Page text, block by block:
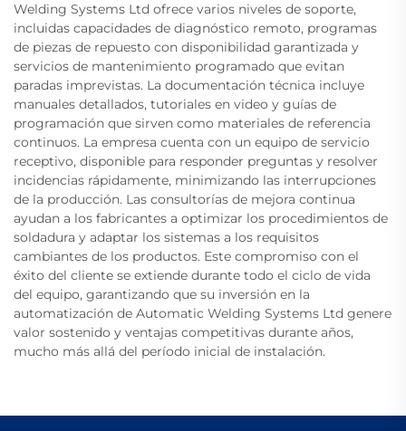
Welding Systems Ltd ofrece varios niveles de soporte,
incluidas capacidades de diagnóstico remoto, programas
de piezas de repuesto con disponibilidad garantizada y
servicios de mantenimiento programado que evitan
paradas imprevistas. La documentación técnica incluye
manuales detallados, tutoriales en video y guías de
programación que sirven como materiales de referencia
continuos. La empresa cuenta con un equipo de servicio
receptivo, disponible para responder preguntas y resolver
incidencias rápidamente, minimizando las interrupciones
de la producción. Las consultorías de mejora continua
ayudan a los fabricantes a optimizar los procedimientos de
soldadura y adaptar los sistemas a los requisitos
cambiantes de los productos. Este compromiso con el
éxito del cliente se extiende durante todo el ciclo de vida
del equipo, garantizando que su inversión en la
automatización de Automatic Welding Systems Ltd genere
valor sostenido y ventajas competitivas durante años,
mucho más allá del período inicial de instalación.